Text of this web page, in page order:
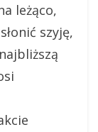
leżąco,
szyję,